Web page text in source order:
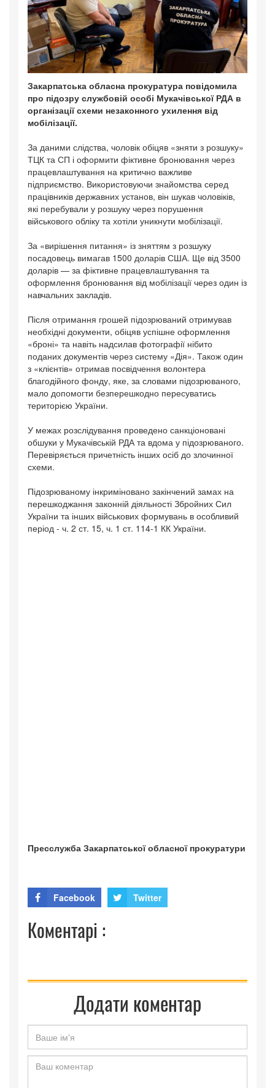
Закарпатська обласна прокуратура повідомила
про підозру службовій особі Мукачівської РДА в
організації схеми незаконного ухилення від
мобілізації.
За даними слідства, чоловік обіцяв «зняти з розшуку»
ТЦК та СП і оформити фіктивне бронювання через
працевлаштування на критично важливе
підприємство. Використовуючи знайомства серед
працівників державних установ, він шукав чоловіків,
які перебували у розшуку через порушення
військового обліку та хотіли уникнути мобілізації.
За «вирішення питання» із зняттям з розшуку
посадовець вимагав 1500 доларів США. Ще від 3500
доларів — за фіктивне працевлаштування та
оформлення бронювання від мобілізації через один із
навчальних закладів.
Після отримання грошей підозрюваний отримував
необхідні документи, обіцяв успішне оформлення
«броні» та навіть надсилав фотографії нібито
поданих документів через систему «Дія». Також один
з «клієнтів» отримав посвідчення волонтера
благодійного фонду, яке, за словами підозрюваного,
мало допомогти безперешкодно пересуватись
територією України.
У межах розслідування проведено санкціоновані
обшуки у Мукачівській РДА та вдома у підозрюваного.
Перевіряється причетність інших осіб до злочинної
схеми.
Підозрюваному інкриміновано закінчений замах на
перешкоджання законній діяльності Збройних Сил
України та інших військових формувань в особливий
період - ч. 2 ст. 15, ч. 1 ст. 114-1 КК України.
Пресслужба Закарпатської обласної прокуратури
Facebook Twitter
Коментарі :
Додати коментар